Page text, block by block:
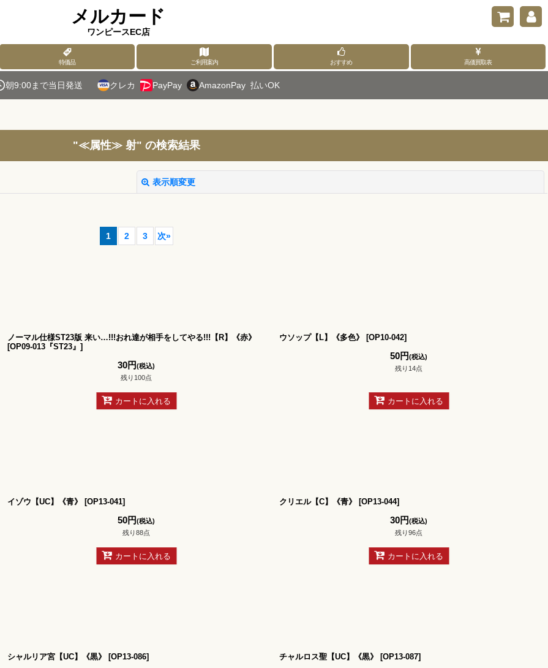
メルカード
ワンピースEC店
特価品 ご利用案内 おすすめ 高価買取表
朝9:00まで当日発送 クレカ PayPay AmazonPay 払いOK
"≪属性≫ 射" の検索結果
表示順変更
1 2 3 次»
ノーマル仕様ST23版 来い…!!!おれ達が相手をしてやる!!!【R】《赤》
[OP09-013『ST23』 ]
30円(税込)
残り100点
カートに入れる
ウソップ【L】《多色》 [OP10-042]
50円(税込)
残り14点
カートに入れる
イゾウ【UC】《青》 [OP13-041]
50円(税込)
残り88点
カートに入れる
クリエル【C】《青》 [OP13-044]
30円(税込)
残り96点
カートに入れる
シャルリア宮【UC】《黒》 [OP13-086] チャルロス聖【UC】《黒》 [OP13-087]